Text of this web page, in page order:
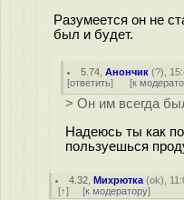
Разумеется он не
был и будет.
5.74 ,Анончик (?),
[ответить] [к
> Он им всегда
Надеюсь ты как
пользуешься
4.32 ,Михрютка (ok),
[↑] [к модератору]